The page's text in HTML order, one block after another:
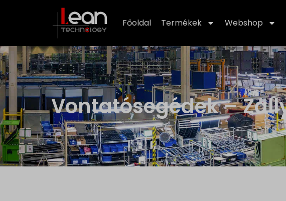
Főoldal Termékek Webshop
Vontatósegédek –